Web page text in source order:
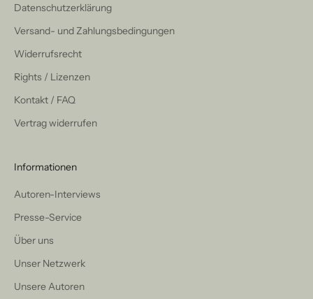
Datenschutzerklärung
Versand- und Zahlungsbedingungen
Widerrufsrecht
Rights / Lizenzen
Kontakt / FAQ
Vertrag widerrufen
Informationen
Autoren-Interviews
Presse-Service
Über uns
Unser Netzwerk
Unsere Autoren